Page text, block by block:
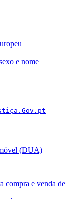
e nome
(DUA)
compra e venda de